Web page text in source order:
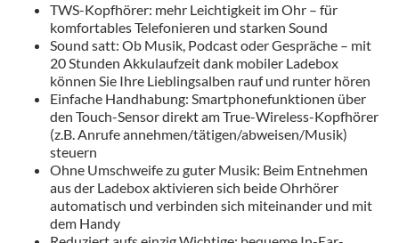
TWS-Kopfhörer: mehr Leichtigkeit im Ohr – für
komfortables Telefonieren und starken Sound
Sound satt: Ob Musik, Podcast oder Gespräche – mit
20 Stunden Akkulaufzeit dank mobiler Ladebox
können Sie Ihre Lieblingsalben rauf und runter hören
Einfache Handhabung: Smartphonefunktionen über
den Touch-Sensor direkt am True-Wireless-Kopfhörer
(z.B. Anrufe annehmen/tätigen/abweisen/Musik)
steuern
Ohne Umschweife zu guter Musik: Beim Entnehmen
aus der Ladebox aktivieren sich beide Ohrhörer
automatisch und verbinden sich miteinander und mit
dem Handy